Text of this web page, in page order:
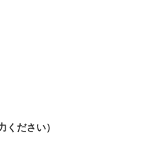
ださい）